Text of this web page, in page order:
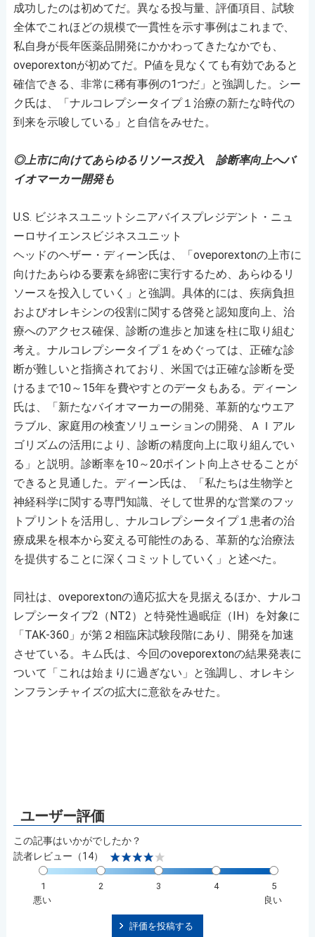
成功したのは初めてだ。異なる投与量、評価項目、試験
全体でこれほどの規模で一貫性を示す事例はこれまで、
私自身が長年医薬品開発にかかわってきたなかでも、
oveporextonが初めてだ。P値を見なくても有効であると
確信できる、非常に稀有事例の1つだ」と強調した。シー
ク氏は、「ナルコレプシータイプ１治療の新たな時代の
到来を示唆している」と自信をみせた。
◎上市に向けてあらゆるリソース投入 診断率向上へバ
イオマーカー開発も
U.S. ビジネスユニットシニアバイスプレジデント・ニュ
ーロサイエンスビジネスユニット
ヘッドのヘザー・ディーン氏は、「oveporextonの上市に
向けたあらゆる要素を綿密に実行するため、あらゆるリ
ソースを投入していく」と強調。具体的には、疾病負担
およびオレキシンの役割に関する啓発と認知度向上、治
療へのアクセス確保、診断の進歩と加速を柱に取り組む
考え。ナルコレプシータイプ１をめぐっては、正確な診
断が難しいと指摘されており、米国では正確な診断を受
けるまで10～15年を費やすとのデータもある。ディーン
氏は、「新たなバイオマーカーの開発、革新的なウエア
ラブル、家庭用の検査ソリューションの開発、ＡＩアル
ゴリズムの活用により、診断の精度向上に取り組んでい
る」と説明。診断率を10～20ポイント向上させることが
できると見通した。ディーン氏は、「私たちは生物学と
神経科学に関する専門知識、そして世界的な営業のフッ
トプリントを活用し、ナルコレプシータイプ１患者の治
療成果を根本から変える可能性のある、革新的な治療法
を提供することに深くコミットしていく」と述べた。
同社は、oveporextonの適応拡大を見据えるほか、ナルコ
レプシータイプ2（NT2）と特発性過眠症（IH）を対象に
「TAK-360」が第２相臨床試験段階にあり、開発を加速
させている。キム氏は、今回のoveporextonの結果発表に
ついて「これは始まりに過ぎない」と強調し、オレキシ
ンフランチャイズの拡大に意欲をみせた。
この記事はいかがでしたか？
読者レビュー（14）
1 2 3 4
5
悪い
良い
評価を投稿する